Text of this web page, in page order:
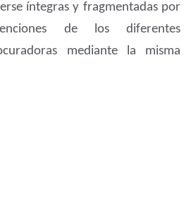
íntegras y fragmentadas por
de los diferentes
mediante la misma